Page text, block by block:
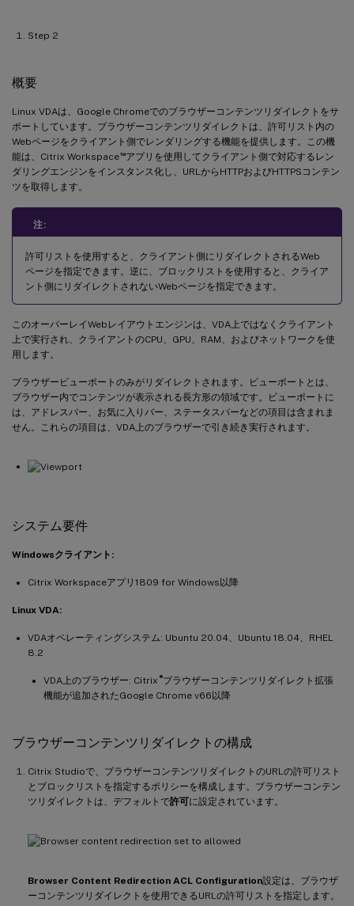
Step 2
概要
Linux VDAは、Google Chromeでのブラウザーコンテンツリダイレクトをサ
ポートしています。ブラウザーコンテンツリダイレクトは、許可リスト内の
Webページをクライアント側でレンダリングする機能を提供します。この機
能は、Citrix Workspace™アプリを使用してクライアント側で対応するレン
ダリングエンジンをインスタンス化し、URLからHTTPおよびHTTPSコンテン
ツを取得します。
注:
許可リストを使用すると、クライアント側にリダイレクトされるWeb
ページを指定できます。逆に、ブロックリストを使用すると、クライア
ント側にリダイレクトされないWebページを指定できます。
このオーバーレイWebレイアウトエンジンは、VDA上ではなくクライアント
上で実行され、クライアントのCPU、GPU、RAM、およびネットワークを使
用します。
ブラウザービューポートのみがリダイレクトされます。ビューポートとは、
ブラウザー内でコンテンツが表示される長方形の領域です。ビューポートに
は、アドレスバー、お気に入りバー、ステータスバーなどの項目は含まれま
せん。これらの項目は、VDA上のブラウザーで引き続き実行されます。
システム要件
Windowsクライアント:
Citrix Workspaceアプリ1809 for Windows以降
Linux VDA:
VDAオペレーティングシステム: Ubuntu 20.04、Ubuntu 18.04、RHEL
8.2
VDA上のブラウザー: Citrix ®ブラウザーコンテンツリダイレクト拡張
機能が追加されたGoogle Chrome v66以降
ブラウザーコンテンツリダイレクトの構成
Citrix Studioで、ブラウザーコンテンツリダイレクトのURLの許可リスト
とブロックリストを指定するポリシーを構成します。ブラウザーコンテン
ツリダイレクトは、デフォルトで許可に設定されています。
Browser Content Redirection ACL Configuration設定は、ブラウザ
ーコンテンツリダイレクトを使用できるURLの許可リストを指定します。